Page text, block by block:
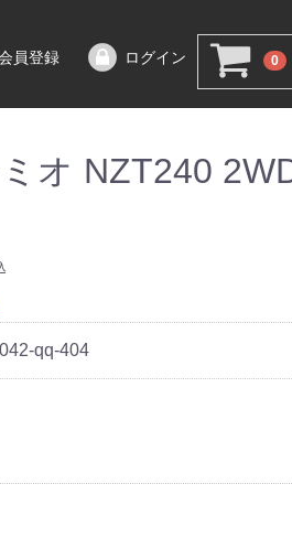
0
員登録 ログイン
オ NZT240
qq-404